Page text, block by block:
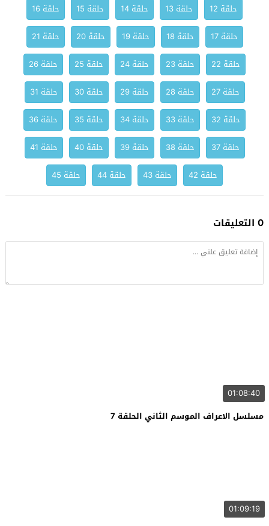
حلقة 12
حلقة 13 حلقة 14 حلقة 15
حلقة 16
حلقة 17
حلقة 18 حلقة 19 حلقة 20
حلقة 21
حلقة 22
حلقة 23 حلقة 24 حلقة 25
حلقة 26
حلقة 27
حلقة 28 حلقة 29 حلقة 30
حلقة 31
حلقة 32
حلقة 33 حلقة 34 حلقة 35
حلقة 36
حلقة 37
حلقة 38 حلقة 39 حلقة 40
حلقة 41
حلقة 42
حلقة 43 حلقة 44 حلقة 45
0 التعليقات
01:08:40
مسلسل الاعراف الموسم الثاني الحلقة 7
01:09:19